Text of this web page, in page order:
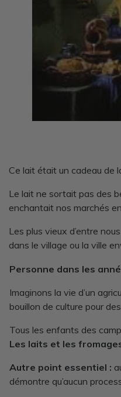
Ce lait était un cadeau de
Le lait ne sortait pas des
enchantait nos marchés
Les plus vieux d’entre
dans le village ou la ville
Personne dans les
Imaginons la vie d’un
bouillon de culture pour
Tous les enfants des
Les laits et les
Autre point essentiel :
démontre qu’aucun